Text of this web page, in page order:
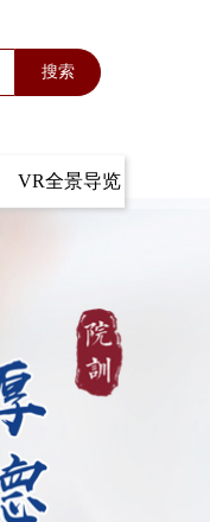
搜索
VR全景导览